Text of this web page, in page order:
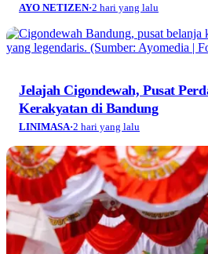
AYO NETIZEN·2 hari yang lalu
Jelajah Cigondewah, Pusat
Kerakyatan di Bandung
LINIMASA·2 hari yang lalu